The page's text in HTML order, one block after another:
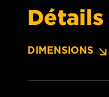
DIMENSIONS